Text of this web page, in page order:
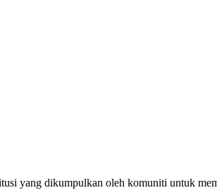
yang dikumpulkan oleh komuniti untuk